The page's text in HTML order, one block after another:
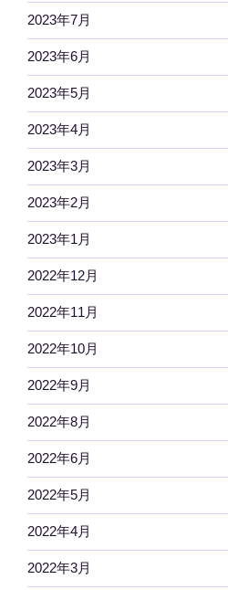
2023年7月
2023年6月
2023年5月
2023年4月
2023年3月
2023年2月
2023年1月
2022年12月
2022年11月
2022年10月
2022年9月
2022年8月
2022年6月
2022年5月
2022年4月
2022年3月